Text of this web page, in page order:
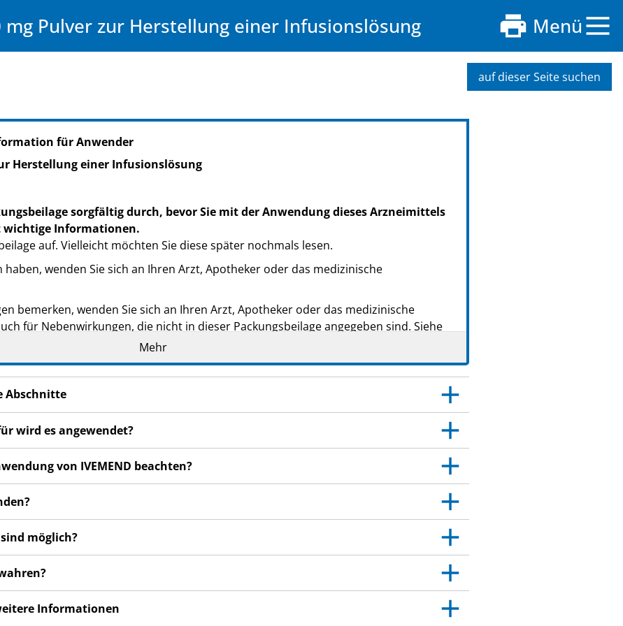
mg Pulver zur Herstellung einer Infusionslösung Menü
auf dieser Seite suchen
für Anwender
Herstellung einer Infusionslösung
sorgfältig durch, bevor Sie mit der Anwendung dieses Arzneimittels
wichtige Informationen.
auf. Vielleicht möchten Sie diese später nochmals lesen.
haben, wenden Sie sich an Ihren Arzt, Apotheker oder das medizinische
bemerken, wenden Sie sich an Ihren Arzt, Apotheker oder das medizinische
für Nebenwirkungen, die nicht in dieser Packungsbeilage angegeben sind. Siehe
Mehr
Abschnitte
wird es angewendet?
von IVEMEND beachten?
möglich?
Informationen